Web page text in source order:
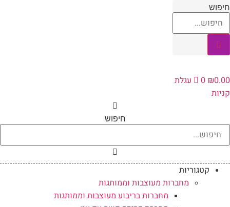
₪
0
עגלת
חיפוש
קטגוריות
מחברות מעוצבות וממותגות
מחברות בריבוע מעוצבות וממותגות